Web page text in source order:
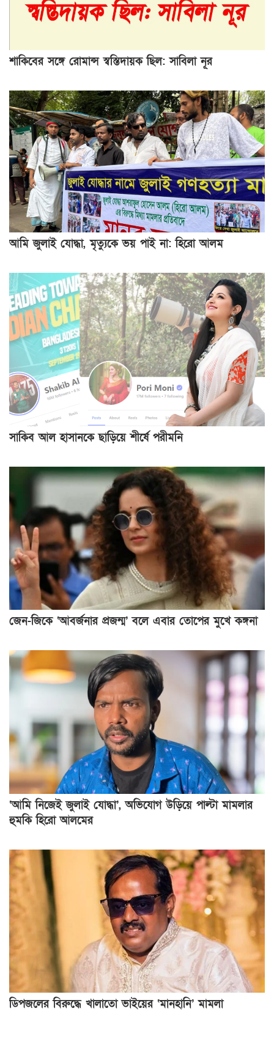
শাকিবের সঙ্গে রোমান্স স্বস্তিদায়ক ছিল: সাবিলা নূর
আমি জুলাই যোদ্ধা, মৃত্যুকে ভয় পাই না: হিরো আলম
সাকিব আল হাসানকে ছাড়িয়ে শীর্ষে পরীমনি
জেন-জিকে ‘আবর্জনার প্রজন্ম’ বলে এবার তোপের মুখে কঙ্গনা
‘আমি নিজেই জুলাই যোদ্ধা’, অভিযোগ উড়িয়ে পাল্টা মামলার
হুমকি হিরো আলমের
ডিপজলের বিরুদ্ধে খালাতো ভাইয়ের ‘মানহানি’ মামলা